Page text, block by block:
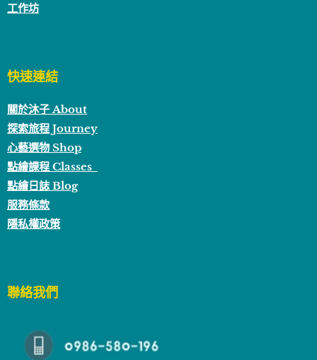
工作坊
快速連結
關於沐子 About
探索旅程 Journey
心藝選物 Shop
點繪課程 Classes
點繪日誌 Blog
服務條款
隱私權政策
聯絡我們